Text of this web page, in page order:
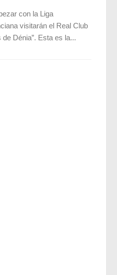
con la Liga
visitarán el Real Club
Dénia”. Esta es la...